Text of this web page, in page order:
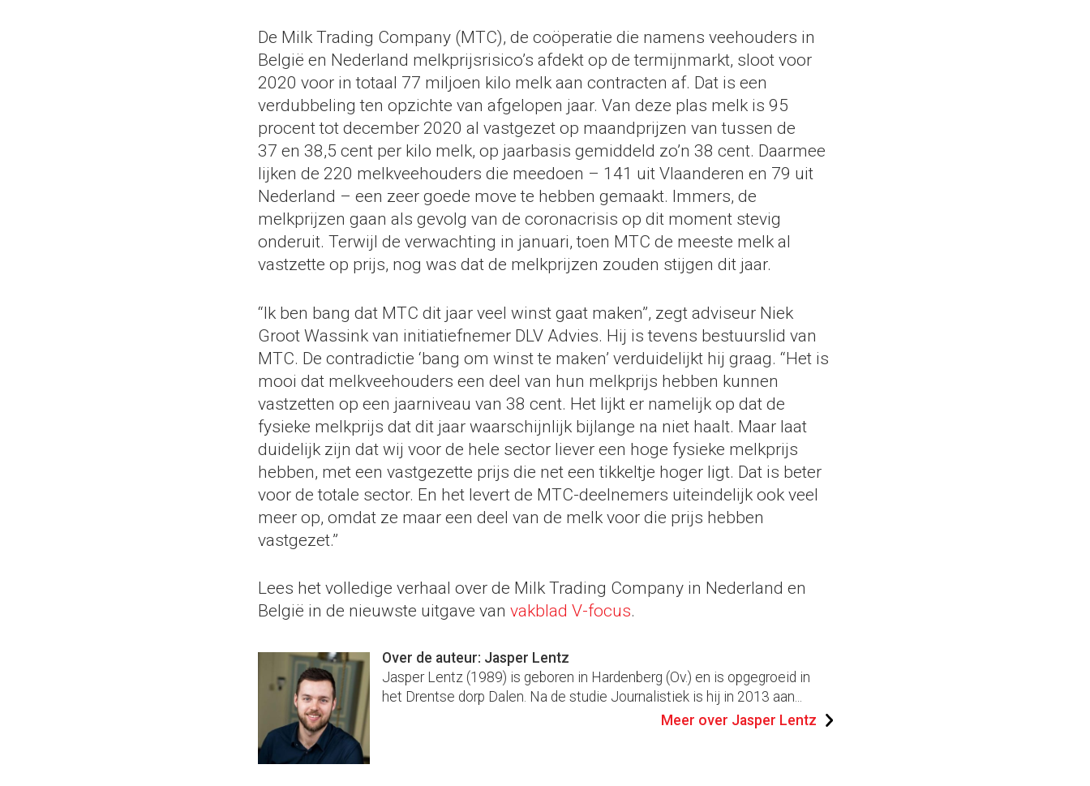
De Milk Trading Company (MTC), de coöperatie die namens veehouders in
België en Nederland melkprijsrisico’s afdekt op de termijnmarkt, sloot voor
2020 voor in totaal 77 miljoen kilo melk aan contracten af. Dat is een
verdubbeling ten opzichte van afgelopen jaar. Van deze plas melk is 95
procent tot december 2020 al vastgezet op maandprijzen van tussen de
37 en 38,5 cent per kilo melk, op jaarbasis gemiddeld zo’n 38 cent. Daarmee
lijken de 220 melkveehouders die meedoen – 141 uit Vlaanderen en 79 uit
Nederland – een zeer goede move te hebben gemaakt. Immers, de
melkprijzen gaan als gevolg van de coronacrisis op dit moment stevig
onderuit. Terwijl de verwachting in januari, toen MTC de meeste melk al
vastzette op prijs, nog was dat de melkprijzen zouden stijgen dit jaar.
“Ik ben bang dat MTC dit jaar veel winst gaat maken”, zegt adviseur Niek
Groot Wassink van initiatiefnemer DLV Advies. Hij is tevens bestuurslid van
MTC. De contradictie ‘bang om winst te maken’ verduidelijkt hij graag. “Het is
mooi dat melkveehouders een deel van hun melkprijs hebben kunnen
vastzetten op een jaarniveau van 38 cent. Het lijkt er namelijk op dat de
fysieke melkprijs dat dit jaar waarschijnlijk bijlange na niet haalt. Maar laat
duidelijk zijn dat wij voor de hele sector liever een hoge fysieke melkprijs
hebben, met een vastgezette prijs die net een tikkeltje hoger ligt. Dat is beter
voor de totale sector. En het levert de MTC-deelnemers uiteindelijk ook veel
meer op, omdat ze maar een deel van de melk voor die prijs hebben
vastgezet.”
Lees het volledige verhaal over de Milk Trading Company in Nederland en
België in de nieuwste uitgave van vakblad V-focus.
Over de auteur: Jasper Lentz
Jasper Lentz (1989) is geboren in Hardenberg (Ov.) en is opgegroeid in
het Drentse dorp Dalen. Na de studie Journalistiek is hij in 2013 aan...
Meer over Jasper Lentz